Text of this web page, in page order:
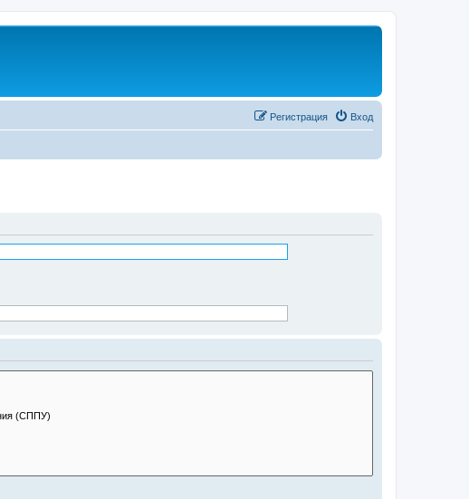
Вход
Регистрация